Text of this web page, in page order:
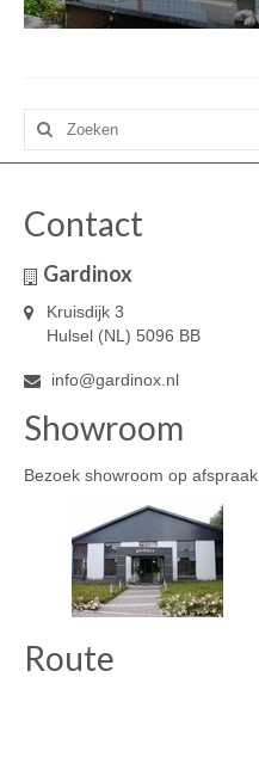
Zoeken
naar:
Contact
Gardinox
Kruisdijk 3
Hulsel (NL) 5096 BB
info@gardinox.nl
Showroom
Bezoek showroom op afspraak.
Route